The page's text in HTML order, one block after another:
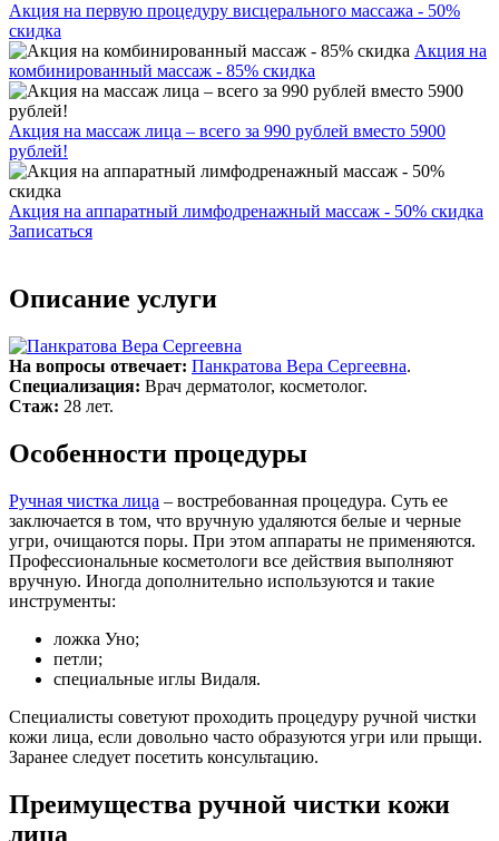
Акция на первую процедуру висцерального массажа - 50%
скидка
Акция на
комбинированный массаж - 85% скидка
Акция на массаж лица – всего за 990 рублей вместо 5900
рублей!
Акция на аппаратный лимфодренажный массаж - 50% скидка
Записаться
Описание услуги
На вопросы отвечает: Панкратова Вера Сергеевна.
Специализация: Врач дерматолог, косметолог.
Стаж: 28 лет.
Особенности процедуры
Ручная чистка лица – востребованная процедура. Суть ее
заключается в том, что вручную удаляются белые и черные
угри, очищаются поры. При этом аппараты не применяются.
Профессиональные косметологи все действия выполняют
вручную. Иногда дополнительно используются и такие
инструменты:
ложка Уно;
петли;
специальные иглы Видаля.
Специалисты советуют проходить процедуру ручной чистки
кожи лица, если довольно часто образуются угри или прыщи.
Заранее следует посетить консультацию.
Преимущества ручной чистки кожи
лица